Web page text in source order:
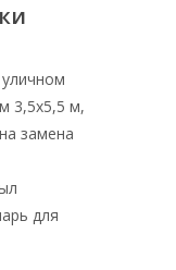
3,5x5,5 м,
замена
для